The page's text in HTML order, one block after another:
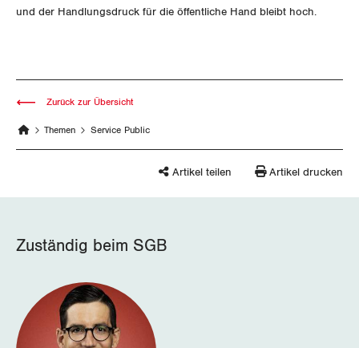
St. Gallen-Appenzell
Thurgau
Waadt
und der Handlungsdruck für die öffentliche Hand bleibt hoch.
Themen Service Public
Zurück zur Übersicht
Artikel teilen Artikel drucken
Zuständig beim SGB